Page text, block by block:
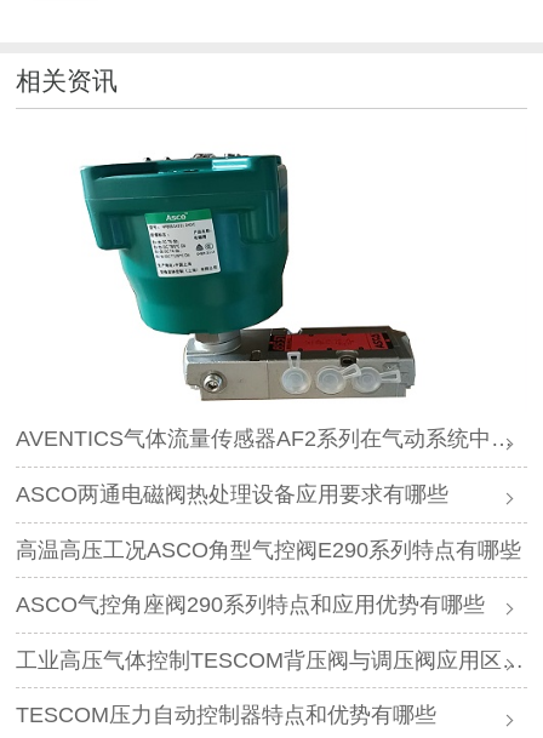
相关资讯
AVENTICS气体流量传感器AF2系列在气动系统中作用是什么
ASCO两通电磁阀热处理设备应用要求有哪些
高温高压工况ASCO角型气控阀E290系列特点有哪些
ASCO气控角座阀290系列特点和应用优势有哪些
工业高压气体控制TESCOM背压阀与调压阀应用区别是什么
TESCOM压力自动控制器特点和优势有哪些